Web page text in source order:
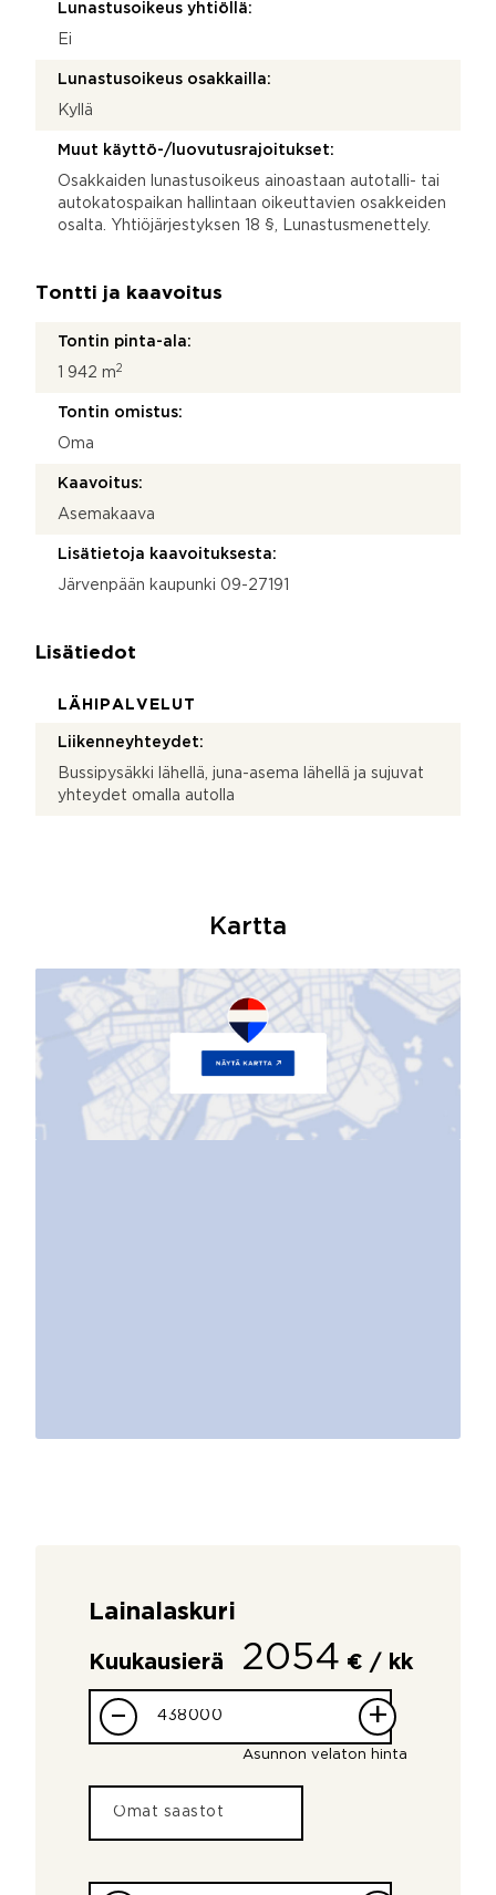
Lunastusoikeus yhtiöllä:
Ei
Lunastusoikeus osakkailla:
Kyllä
Muut käyttö-/luovutusrajoitukset:
Osakkaiden lunastusoikeus ainoastaan autotalli- tai
autokatospaikan hallintaan oikeuttavien osakkeiden
osalta. Yhtiöjärjestyksen 18 §, Lunastusmenettely.
Tontti ja kaavoitus
Tontin pinta-ala:
1 942 m2
Tontin omistus:
Oma
Kaavoitus:
Asemakaava
Lisätietoja kaavoituksesta:
Järvenpään kaupunki 09-27191
Lisätiedot
LÄHIPALVELUT
Liikenneyhteydet:
Bussipysäkki lähellä, juna-asema lähellä ja sujuvat
yhteydet omalla autolla
Kartta
Lainalaskuri
Kuukausierä 2054 € / kk
– +
Asunnon velaton hinta